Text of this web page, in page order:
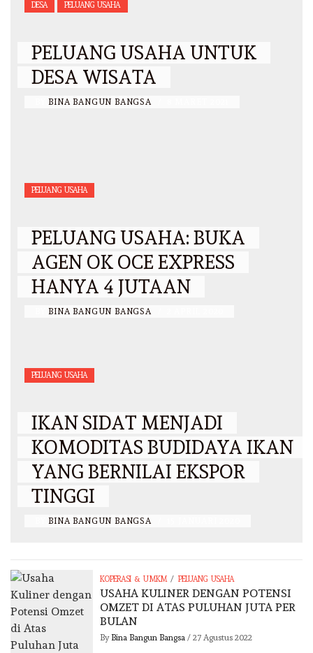
DESA PELUANG USAHA
PELUANG USAHA UNTUK
DESA WISATA
BINA BANGUN BANGSA
PELUANG USAHA
PELUANG USAHA: BUKA
AGEN OK OCE EXPRESS
HANYA 4 JUTAAN
BINA BANGUN BANGSA
PELUANG USAHA
IKAN SIDAT MENJADI
KOMODITAS BUDIDAYA IKAN
YANG BERNILAI EKSPOR
TINGGI
BINA BANGUN BANGSA
KOPERASI & UMKM / PELUANG USAHA
USAHA KULINER DENGAN POTENSI
OMZET DI ATAS PULUHAN JUTA PER
BULAN
By Bina Bangun Bangsa/ 27 Agustus 2022